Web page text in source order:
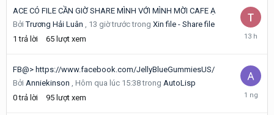
ACE CÓ FILE CẦN GIỜ SHARE MÌNH VỚI MÌNH MỜI CAFE Ạ
BởiTrương Hải Luân , 13 giờ trướctrong Xin file - Share file
1 trả lời 65 lượt xem
13
FB@> https://www.facebook.com/JellyBlueGummiesUS/
Bởi Anniekinson , Hôm qua lúc 15:38trong AutoLisp
0 trả lời 95 lượt xem
Hôm